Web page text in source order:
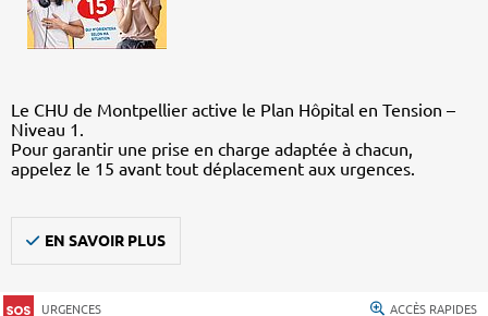
Le CHU de Montpellier active le Plan Hôpital en Tension –
Niveau 1.
Pour garantir une prise en charge adaptée à chacun,
appelez le 15 avant tout déplacement aux urgences.
EN SAVOIR PLUS
URGENCES ACCÈS RAPIDES